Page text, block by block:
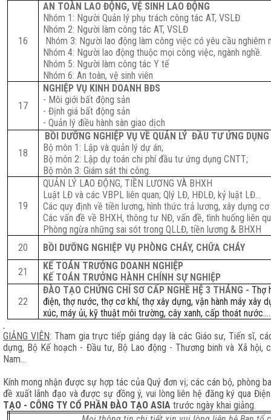
16
AN TOÀN LAO ĐỘNG, VỆ SINH LAO ĐỘNG
Nhóm 1: Người Quản lý phụ trách công tác AT, VSLĐ
Nhóm 2: Người làm công tác AT, VSLĐ
Nhóm 3: Người lao động làm công việc có yêu cầu nghiêm
Nhóm 4: Người lao động thuộc mọi công việc, ngành nghề.
Nhóm 5: Người làm công tác Y tế
Nhóm 6: An toàn, vệ sinh viên
17
NGHIỆP VỤ KINH DOANH BĐS
- Môi giới bất động sản
- Định giá bất động sản
- Quản lý điều hành sàn giao dịch
18
BỒI DƯỠNG NGHIỆP VỤ VỀ QUẢN LÝ ĐẦU TƯ ỨNG
Bộ môn 1: Lập và quản lý dự án;
Bộ môn 2: Lập dự toán chi phí đầu tư ứng dụng CNTT;
Bộ môn 3: Giám sát thi công.
19
QUẢN LÝ LAO ĐỘNG, TIỀN LƯƠNG VÀ BHXH
Luật LĐ và các VBPL liên quan; Qlý LĐ, HĐLĐ, kỷ luật LĐ…
Các quy định về tiền lương, hình thức trả lương, xây dựng
Các vấn đề về BHXH, thông tư NĐ, vấn đề, tình huống liên
Phòng ngừa những sai sót trong QLLĐ, tiền lương & BHXH
20
BỒI DƯỠNG NGHIỆP VỤ PHÒNG CHÁY, CHỮA CHÁY
21
KẾ TOÁN TRƯỞNG DOANH NGHIỆP
KẾ TOÁN TRƯỞNG HÀNH CHÍNH SỰ NGHIỆP
22
ĐÀO TẠO CHỨNG CHỈ SƠ CẤP NGHỀ HỆ 3 THÁNG -Thợ
điện, thợ nước, thợ cơ khí, thợ xây dựng, vận hành máy xây
xúc, máy ủi, kỹ thuật môi trường, cây xanh, cấp thoát
GIẢNG VIÊN: Tham gia trực tiếp giảng dạy là các Giáo sư, Tiến sĩ,
dựng, Bộ Kế hoạch - Đầu tư, Bộ Lao động - Thương binh và Xã hội,
Nam…
Kính mong nhận được sự hợp tác của Quý đơn vị; các cán bộ, phòng
đề xuất lãnh đạo và được sự đồng ý, vui lòng liên hệ đăng ký qua
TẠO - CÔNG TY CỔ PHẦN ĐÀO TẠO ASIA trước ngày khai giảng.